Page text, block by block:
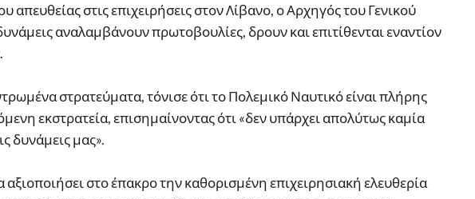
απευθείας στις επιχειρήσεις στον Λίβανο, ο Αρχηγός του Γενικού
αναλαμβάνουν πρωτοβουλίες, δρουν και επιτίθενται εναντίον
στρατεύματα, τόνισε ότι το Πολεμικό Ναυτικό είναι πλήρης
εκστρατεία, επισημαίνοντας ότι «δεν υπάρχει απολύτως καμία
δυνάμεις μας».
στο έπακρο την καθορισμένη επιχειρησιακή ελευθερία